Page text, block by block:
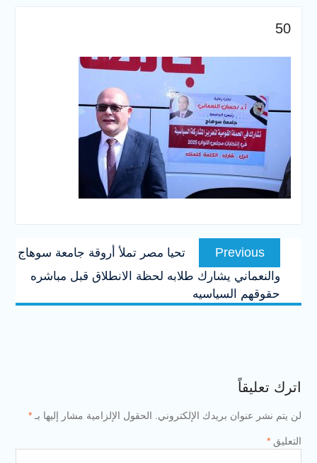
أيام المرحلة الأولى للتنسيق
الإلكتروني للقبول بالجامعات
2026
50
تصفّح
المقالاتPrevious
Previous
post:
تحيا مصر تملأ أروقة جامعة سوهاج
والنعماني يشارك طلابه لحظة الانطلاق قبل مباشره
حقوقهم السياسيه
اترك تعليقاً
لن يتم نشر عنوان بريدك الإلكتروني. الحقول الإلزامية مشار إليها بـ *
التعليق *